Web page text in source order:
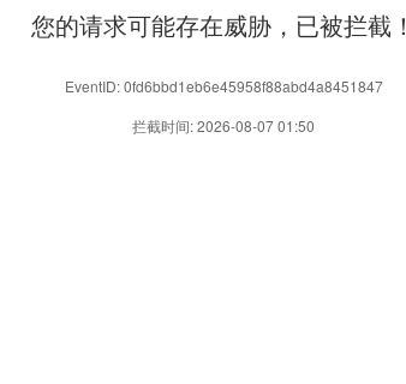
您的请求可能存在威胁，已被拦截！
EventID: 0fd6bbd1eb6e45958f88abd4a8451847
拦截时间: 2026-08-07 01:50